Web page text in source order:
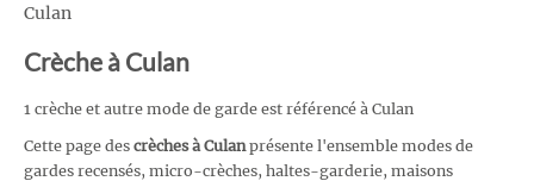
Culan
Crèche à Culan
1 crèche et autre mode de garde est référencé à Culan
Cette page des crèches à Culan présente l'ensemble modes de
gardes recensés, micro-crèches, haltes-garderie, maisons